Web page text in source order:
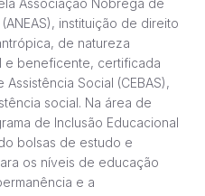
instituição de direito
de natureza
e beneficente, certificada
Social (CEBAS),
social. Na área de
de Inclusão Educacional
bolsas de estudo e
os níveis de educação
e a